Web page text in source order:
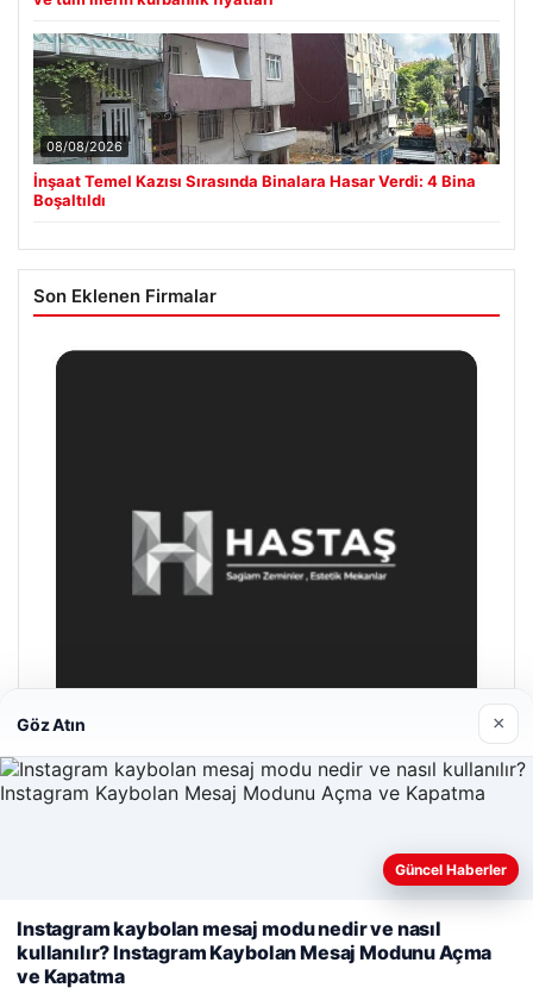
08/08/2026
İnşaat Temel Kazısı Sırasında Binalara Hasar Verdi: 4 Bina
Boşaltıldı
Son Eklenen Firmalar
deneyiminizi kişiselleştirmek ve geliştirmek amacıyla çerezler
kullanıyoruz.Çerez Politikamız
Göz Atın ×
Güncel Haberler
Instagram kaybolan mesaj modu nedir ve nasıl
kullanılır? Instagram Kaybolan Mesaj Modunu Açma
ve Kapatma